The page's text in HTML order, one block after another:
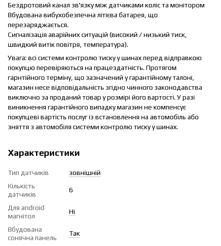
Бездротовий канал зв'язку між датчиками коліс та монітором
Вбудована вибухобезпечна літієва батарея, що
перезаряджається.
Сигналізація аварійних ситуацій (високий / низький тиск,
швидкий витік повітря, температура).
Увага: всі системи контролю тиску у шинах перед відправкою
покупцю перевіряються на працездатність. Протягом
гарнтійного терміну, що зазначений у гарантійному талоні,
магазин несе відповідальність згідно чинного законодавства
виключно за проданий товар у розмірі його вартості. У разі
виникнення гарантійного випадку магазин не компенсує
покупцеві вартість послуг із встановлення на автомобіль або
зняття з автомобіля системи контролю тиску у шинах.
Характеристики
Тип датчиків
зовнішній
Кількість
датчиків
6
Для android
магнітол
Ні
Вбудована
сонячна панель
Так